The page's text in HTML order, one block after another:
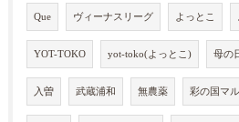
Que ヴィーナスリーグ よっとこ
YOT-TOKO yot-toko(よっとこ) 母の
入曽 武蔵浦和 無農薬 彩の国マ